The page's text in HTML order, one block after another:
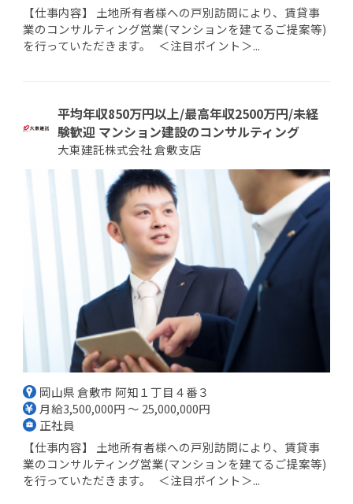
【仕事内容】 土地所有者様への戸別訪問により、賃貸事
業のコンサルティング営業(マンションを建てるご提案等)
を行っていただきます。 ＜注目ポイント＞...
平均年収850万円以上/最高年収2500万円/未経
験歓迎 マンション建設のコンサルティング
大東建託株式会社 倉敷支店
岡山県 倉敷市 阿知１丁目４番３
月給3,500,000円 ～ 25,000,000円
正社員
【仕事内容】 土地所有者様への戸別訪問により、賃貸事
業のコンサルティング営業(マンションを建てるご提案等)
を行っていただきます。 ＜注目ポイント＞...